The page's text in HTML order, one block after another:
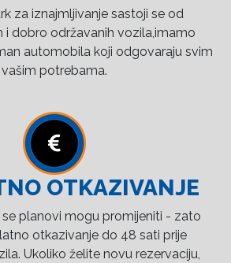
za iznajmljivanje sastoji se od
i dobro održavanih vozila,imamo
automobila koji odgovaraju svim
vašim potrebama.
OTKAZIVANJE
planovi mogu promijeniti - zato
otkazivanje do 48 sati prije
Ukoliko želite novu rezervaciju,